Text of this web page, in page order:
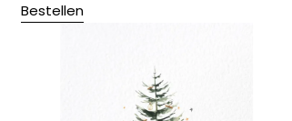
Bestellen